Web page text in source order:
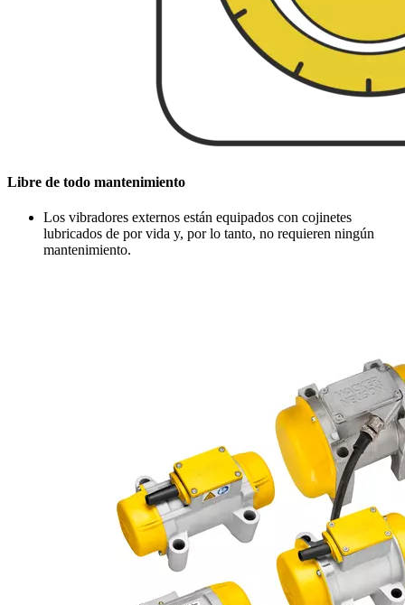
Libre de todo mantenimiento
Los vibradores externos están equipados con cojinetes
lubricados de por vida y, por lo tanto, no requieren ningún
mantenimiento.